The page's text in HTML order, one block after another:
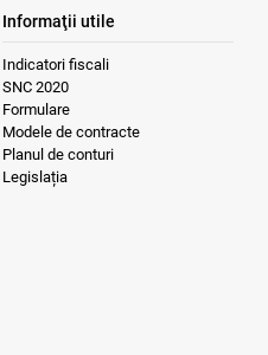
Informaţii utile
Indicatori fiscali
SNC 2020
Formulare
Modele de contracte
Planul de conturi
Legislația